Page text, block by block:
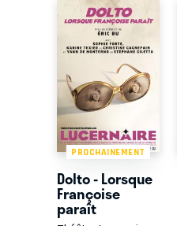
PROCHAINEMENT
Dolto - Lorsque
Françoise
paraît